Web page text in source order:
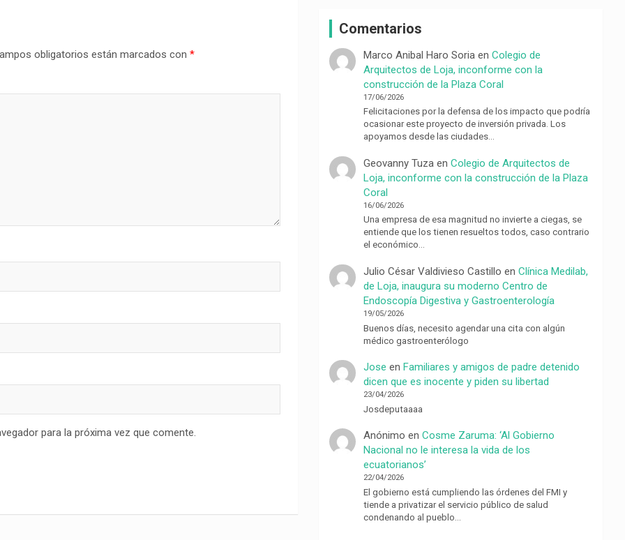
obligatorios están marcados con *
para la próxima vez que comente.
Comentarios
Marco Anibal Haro Soria enColegio de
Arquitectos de Loja, inconforme con la
construcción de la Plaza Coral
17/06/2026
Felicitaciones por la defensa de los impacto que podría
ocasionar este proyecto de inversión privada. Los
apoyamos desde las ciudades…
Geovanny Tuza enColegio de Arquitectos de
Loja, inconforme con la construcción de la Plaza
Coral
16/06/2026
Una empresa de esa magnitud no invierte a ciegas, se
entiende que los tienen resueltos todos, caso contrario
el económico…
Julio César Valdivieso Castillo enClínica Medilab,
de Loja, inaugura su moderno Centro de
Endoscopía Digestiva y Gastroenterología
19/05/2026
Buenos días, necesito agendar una cita con algún
médico gastroenterólogo
Jose enFamiliares y amigos de padre detenido
dicen que es inocente y piden su libertad
23/04/2026
Josdeputaaaa
Anónimo enCosme Zaruma: ‘Al Gobierno
Nacional no le interesa la vida de los
ecuatorianos’
22/04/2026
El gobierno está cumpliendo las órdenes del FMI y
tiende a privatizar el servicio público de salud
condenando al pueblo…